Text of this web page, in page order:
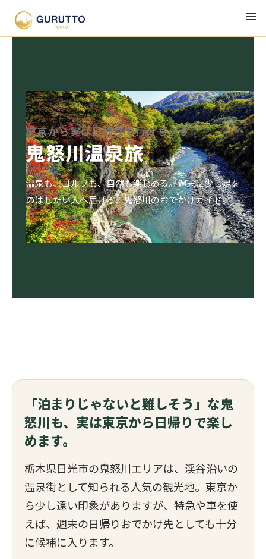
東京から実は日帰りで行けちゃう
鬼怒川温泉旅
温泉も、ゴルフも、自然も楽しめる。週末に少し足を
のばしたい人へ届ける、鬼怒川のおでかけガイド。
「泊まりじゃないと難しそう」な鬼
怒川も、実は東京から日帰りで楽し
めます。
栃木県日光市の鬼怒川エリアは、渓谷沿いの
温泉街として知られる人気の観光地。東京か
ら少し遠い印象がありますが、特急や車を使
えば、週末の日帰りおでかけ先としても十分
に候補に入ります。